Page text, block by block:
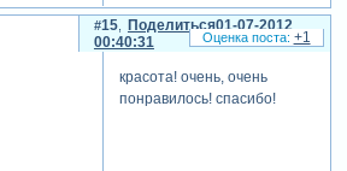
Поделиться
15
01-07-2012
00:40:31
красота! очень, очень
понравилось! спасибо!
+1